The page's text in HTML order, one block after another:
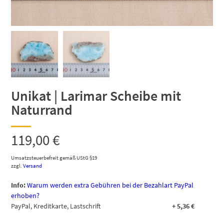
Unikat | Larimar Scheibe mit
Naturrand
119,00€
Umsatzsteuerbefreit gemäß UStG §19
zzgl.Versand
Info:Warum werden extra Gebühren bei der Bezahlart PayPal
erhoben?
PayPal, Kreditkarte, Lastschrift
+5,36€